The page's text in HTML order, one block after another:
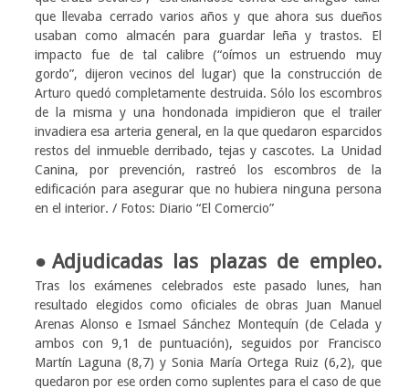
que llevaba cerrado varios años y que ahora sus dueños
usaban como almacén para guardar leña y trastos. El
impacto fue de tal calibre (“oímos un estruendo muy
gordo”, dijeron vecinos del lugar) que la construcción de
Arturo quedó completamente destruida. Sólo los escombros
de la misma y una hondonada impidieron que el trailer
invadiera esa arteria general, en la que quedaron esparcidos
restos del inmueble derribado, tejas y cascotes. La Unidad
Canina, por prevención, rastreó los escombros de la
edificación para asegurar que no hubiera ninguna persona
en el interior. / Fotos: Diario “El Comercio”
●Adjudicadas las plazas de empleo.
Tras los exámenes celebrados este pasado lunes, han
resultado elegidos como oficiales de obras Juan Manuel
Arenas Alonso e Ismael Sánchez Montequín (de Celada y
ambos con 9,1 de puntuación), seguidos por Francisco
Martín Laguna (8,7) y Sonia María Ortega Ruiz (6,2), que
quedaron por ese orden como suplentes para el caso de que